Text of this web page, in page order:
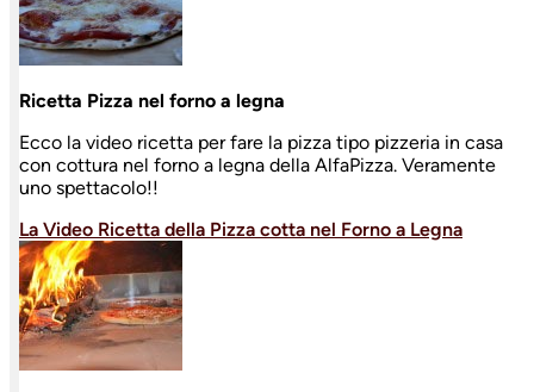
Ricetta Pizza nel forno a legna
Ecco la video ricetta per fare la pizza tipo pizzeria in casa
con cottura nel forno a legna della AlfaPizza. Veramente
uno spettacolo!!
La Video Ricetta della Pizza cotta nel Forno a Legna